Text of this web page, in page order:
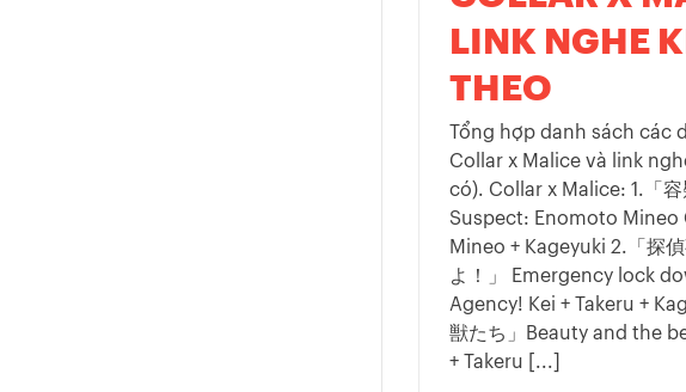
LINK NGHE
THEO
Tổng hợp danh sách các
Collar x Malice và link
có). Collar x Malice: 1.「容
Suspect: Enomoto Mineo
Mineo + Kageyuki 2.「探
よ！」 Emergency lock
Agency! Kei + Takeru +
獣たち」Beauty and the
+ Takeru [...]